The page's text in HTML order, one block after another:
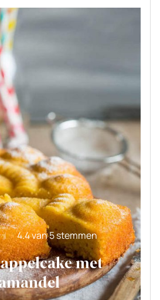
4.4van5stemmen
met